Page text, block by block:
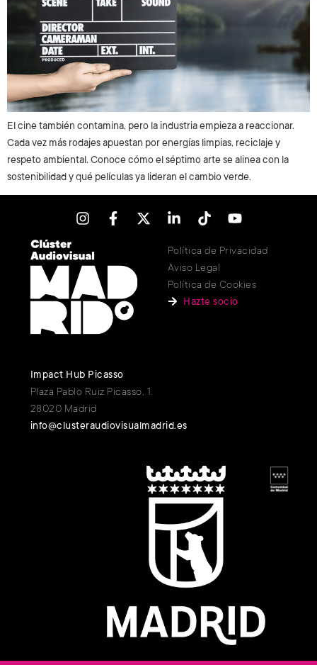
El cine también contamina, pero la industria empieza a reaccionar.
Cada vez más rodajes apuestan por energías limpias, reciclaje y
respeto ambiental. Conoce cómo el séptimo arte se alinea con la
sostenibilidad y qué películas ya lideran el cambio verde.
Política de Privacidad
Aviso Legal
Política de Cookies
Hazte socio
Impact Hub Picasso
Plaza Pablo Ruiz Picasso, 1.
28020 Madrid
info@clusteraudiovisualmadrid.es